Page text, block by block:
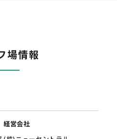
場情報
経営会社